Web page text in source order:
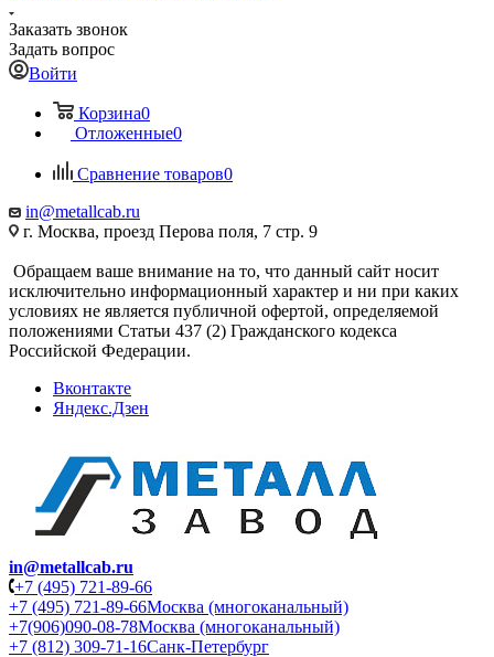
Заказать звонок
Задать вопрос
Войти
Корзина0
Отложенные0
Сравнение товаров0
in@metallcab.ru
г. Москва, проезд Перова поля, 7 стр. 9
Обращаем ваше внимание на то, что данный сайт носит
исключительно информационный характер и ни при каких
условиях не является публичной офертой, определяемой
положениями Статьи 437 (2) Гражданского кодекса
Российской Федерации.
Вконтакте
Яндекс.Дзен
in@metallcab.ru
+7 (495) 721-89-66
+7 (495) 721-89-66Москва (многоканальный)
+7(906)090-08-78Москва (многоканальный)
+7 (812) 309-71-16Санк-Петербург